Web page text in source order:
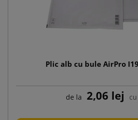
Plic alb cu bule AirPro
de la 2,06 lej cu